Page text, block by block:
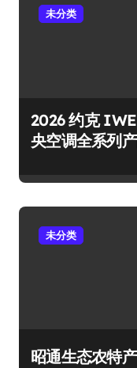
未分类
2026 约克
央空调全系列
未分类
昭通生态农特